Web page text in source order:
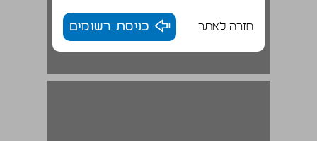
חזרה לאתר כניסת רשומים